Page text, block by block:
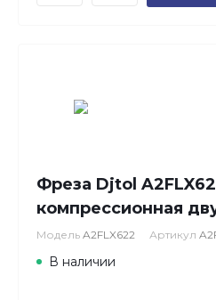
Фреза Djtol
компрессионная
Модель A2FLX622 Артикул
В наличии